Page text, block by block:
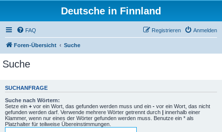
Deutsche in Finnland
FAQ Anmelden
Registrieren
Foren-Übersicht Suche
Suche
SUCHANFRAGE
Suche nach Wörtern:
Setze ein + vor ein Wort, das gefunden werden muss und ein - vor ein Wort, das nicht
gefunden werden darf. Verwende mehrere Wörter getrennt durch | innerhalb einer
Klammer, wenn nur eines der Wörter gefunden werden muss. Benutze ein * als
Platzhalter für teilweise Übereinstimmungen.